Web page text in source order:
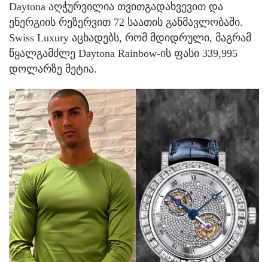
Daytona აღჭურვილია თვითგადახვევით და
ენერგიის რეზერვით 72 საათის განმავლობაში.
Swiss Luxury აცხადებს, რომ მდიდრული, მაგრამ
წყალგამძლე Daytona Rainbow-ის ფასი 339,995
დოლარზე მეტია.